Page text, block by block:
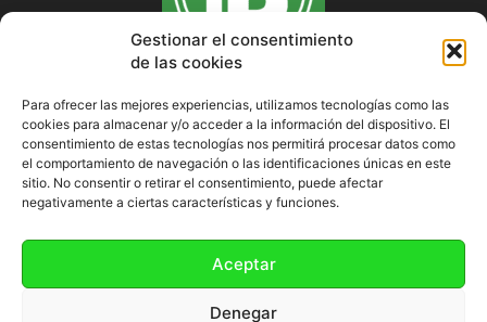
Gestionar el consentimiento
de las cookies
Para ofrecer las mejores experiencias, utilizamos tecnologías como las
cookies para almacenar y/o acceder a la información del dispositivo. El
consentimiento de estas tecnologías nos permitirá procesar datos como
el comportamiento de navegación o las identificaciones únicas en este
sitio. No consentir o retirar el consentimiento, puede afectar
negativamente a ciertas características y funciones.
Aceptar
Denegar
SOBRE NOSOTROS